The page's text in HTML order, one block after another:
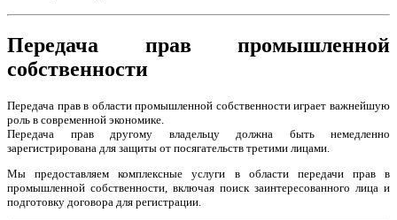
Передача прав промышленной
собственности
Передача прав в области промышленной собственности играет важнейшую
роль в современной экономике.
Передача прав другому владельцу должна быть немедленно
зарегистрирована для защиты от посягательств третими лицами.
Мы предоставляем комплексные услуги в области передачи прав в
промышленной собственности, включая поиск заинтересованного лица и
подготовку договора для регистрации.